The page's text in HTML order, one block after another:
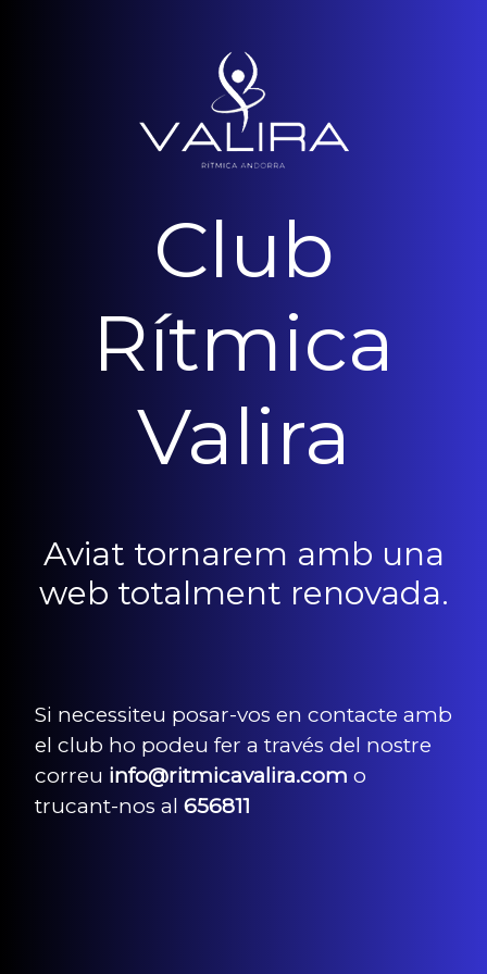
Club
Rítmica
Valira
Aviat tornarem amb una
web totalment renovada.
Si necessiteu posar-vos en contacte amb
el club ho podeu fer a través del nostre
correu info@ritmicavalira.com o
trucant-nos al 656811